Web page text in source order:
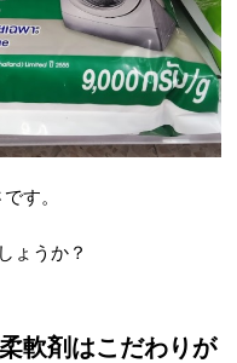
す。
ょうか？
軟剤はこだわりが